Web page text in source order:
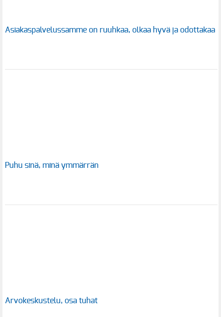
Asiakaspalvelussamme on ruuhkaa, olkaa hyvä ja odottakaa
Puhu sinä, minä ymmärrän
Arvokeskustelu, osa tuhat